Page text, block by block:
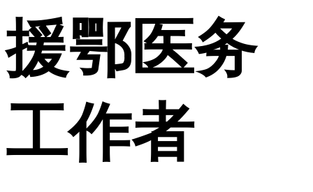
援鄂医务
工作者